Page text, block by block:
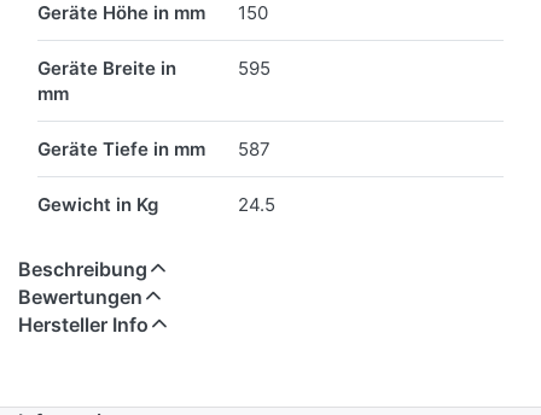
Geräte Höhe in mm 150
Geräte Breite in
mm
595
Geräte Tiefe in mm 587
Gewicht in Kg 24.5
Beschreibung
Bewertungen
Hersteller Info